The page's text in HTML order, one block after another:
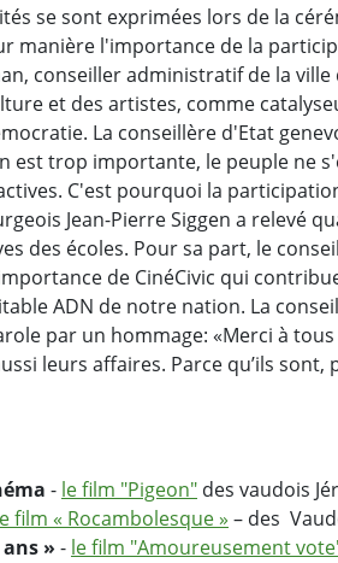
se sont exprimées lors de la
manière l'importance de la
conseiller administratif de la
et des artistes, comme
La conseillère d'Etat
est trop importante, le peuple ne
C'est pourquoi la
Jean-Pierre Siggen a relevé
des écoles. Pour sa part, le
de CinéCivic qui
ADN de notre nation. La
par un hommage: «Merci à
leurs affaires. Parce qu’ils sont,
- le film "Pigeon" des vaudois
film « Rocambolesque » – des
» - le film "Amoureusement